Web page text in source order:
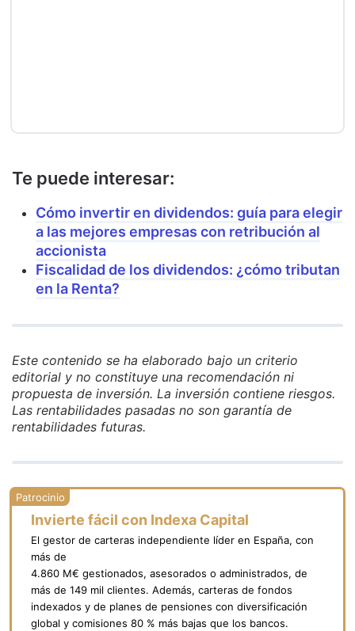
Te puede interesar:
Cómo invertir en dividendos: guía para elegir
a las mejores empresas con retribución al
accionista
Fiscalidad de los dividendos: ¿cómo tributan
en la Renta?
Este contenido se ha elaborado bajo un criterio
editorial y no constituye una recomendación ni
propuesta de inversión. La inversión contiene riesgos.
Las rentabilidades pasadas no son garantía de
rentabilidades futuras.
Invierte fácil con Indexa Capital
El gestor de carteras independiente líder en España, con
más de
4.860 M€ gestionados, asesorados o administrados, de
más de 149 mil clientes. Además, carteras de fondos
indexados y de planes de pensiones con diversificación
global y comisiones 80 % más bajas que los bancos.